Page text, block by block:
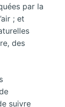
par la
; et
des
suivre